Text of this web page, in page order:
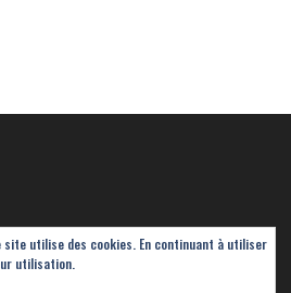
utilise des cookies. En continuant à utiliser
utilisation.